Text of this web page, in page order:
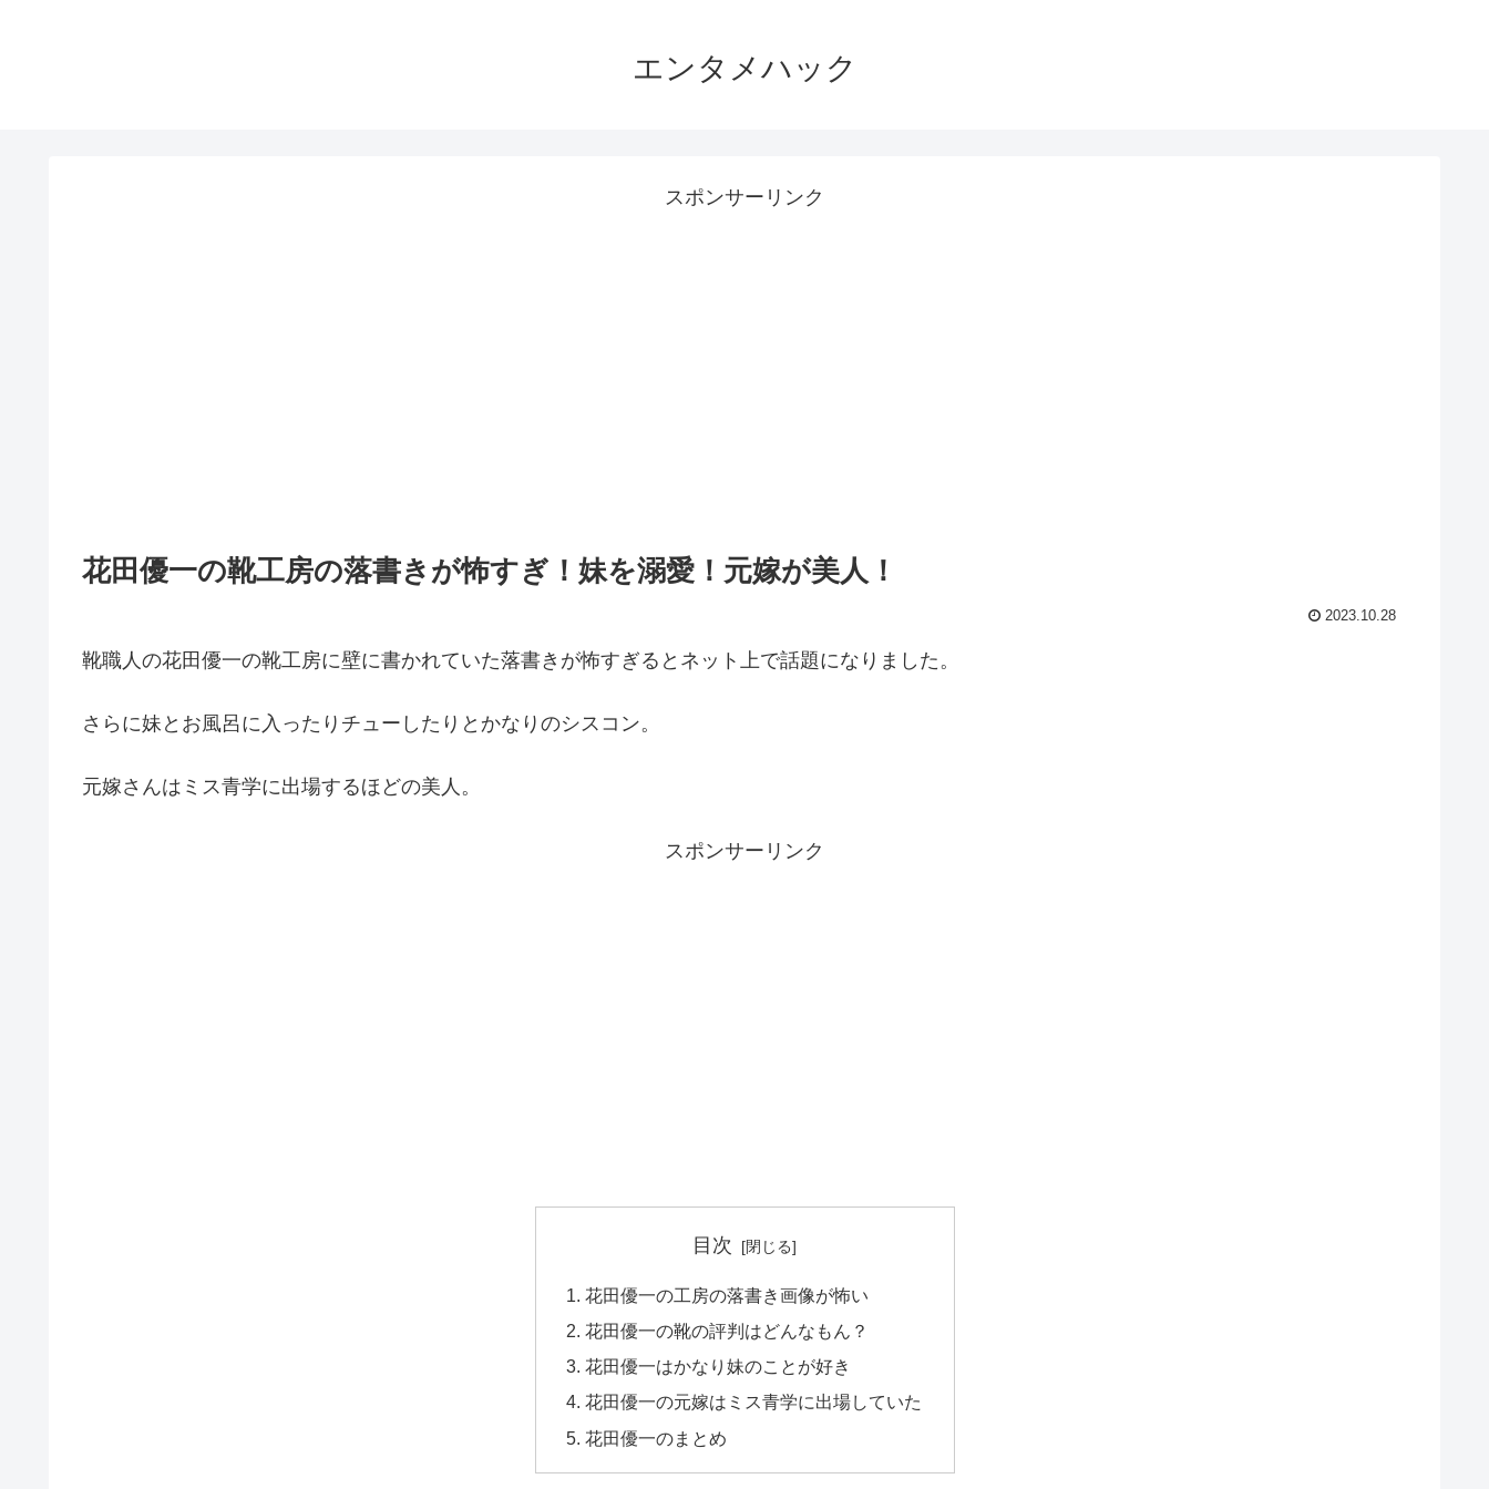
エンタメハック
スポンサーリンク
花田優一の靴工房の落書きが怖すぎ！妹を溺愛！元嫁が美人！
2023.10.28
靴職人の花田優一の靴工房に壁に書かれていた落書きが怖すぎるとネット上で話題になりました。
さらに妹とお風呂に入ったりチューしたりとかなりのシスコン。
元嫁さんはミス青学に出場するほどの美人。
スポンサーリンク
目次
花田優一の工房の落書き画像が怖い
花田優一の靴の評判はどんなもん？
花田優一はかなり妹のことが好き
花田優一の元嫁はミス青学に出場していた
花田優一のまとめ